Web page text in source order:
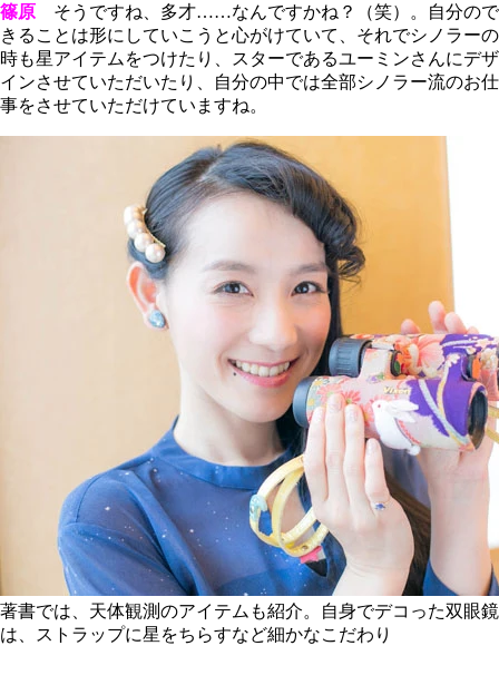
篠原 そうですね、多才……なんですかね？（笑）。自分ので
きることは形にしていこうと心がけていて、それでシノラーの
時も星アイテムをつけたり、スターであるユーミンさんにデザ
インさせていただいたり、自分の中では全部シノラー流のお仕
事をさせていただけていますね。
著書では、天体観測のアイテムも紹介。自身でデコった双眼鏡
は、ストラップに星をちらすなど細かなこだわり